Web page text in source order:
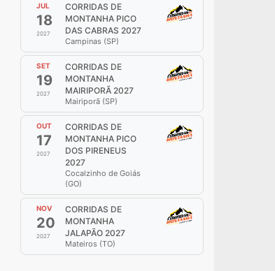
JUL
18
2027
CORRIDAS DE
MONTANHA PICO
DAS CABRAS 2027
Campinas (SP)
SET
19
2027
CORRIDAS DE
MONTANHA
MAIRIPORÃ 2027
Mairiporã (SP)
OUT
17
2027
CORRIDAS DE
MONTANHA PICO
DOS PIRENEUS
2027
Cocalzinho de Goiás
(GO)
NOV
20
2027
CORRIDAS DE
MONTANHA
JALAPÃO 2027
Mateiros (TO)